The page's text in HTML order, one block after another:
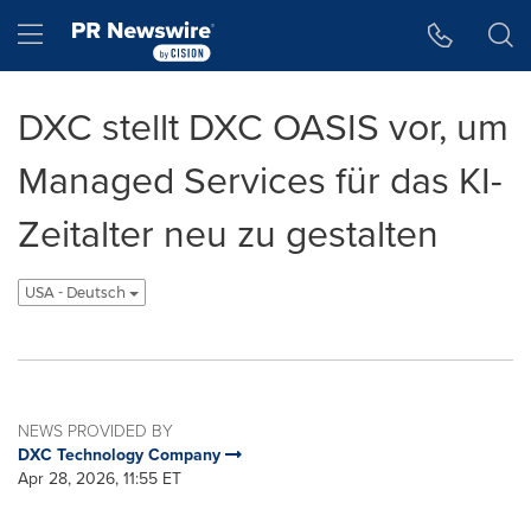
Hamburger menu
DXC stellt DXC OASIS vor, um
Managed Services für das KI-
Zeitalter neu zu gestalten
USA - Deutsch
NEWS PROVIDED BY
DXC Technology Company
Apr 28, 2026, 11:55 ET